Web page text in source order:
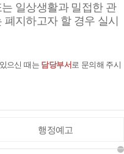
일상생활과 밀접한 관
지하고자 할 경우 실시
으신 때는 담당부서 로 문의해 주시
행정예고